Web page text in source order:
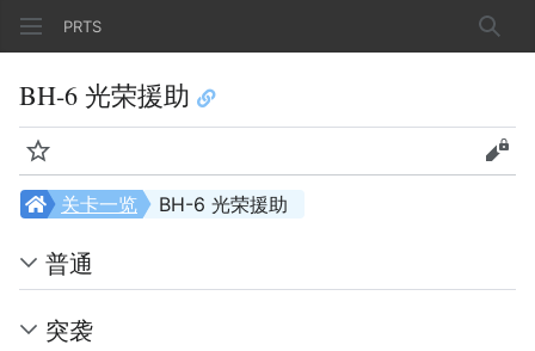
PRTS 搜索
BH-6 光荣援助
监视 查看
BH-6 光荣援助
关卡一览
普通
突袭